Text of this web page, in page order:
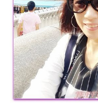
帶
路、
旅
節
目
來
賓、
News